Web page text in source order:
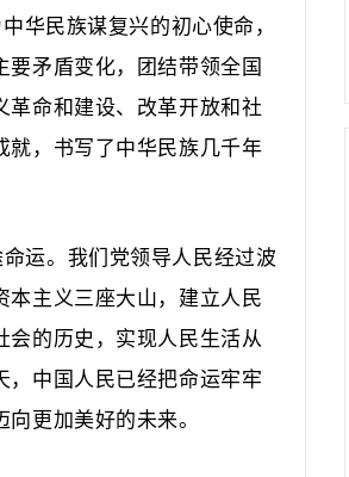
民族谋复兴的初心使命，
矛盾变化，团结带领全国
革命和建设、改革开放和社
就，书写了中华民族几千年
运。 我们党领导人民经过波
本主义三座大山，建立人民
会的历史，实现人民生活从
，中国人民已经把命运牢牢
更加美好的未来。